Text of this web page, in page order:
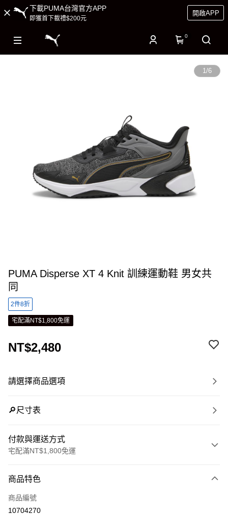
下載PUMA台灣官方APP
即獲首下載禮$200元
開啟APP
0
1/6
PUMA Disperse XT 4 Knit 訓練運動鞋 男女共
同
2件8折
宅配滿NT$1,800免運
NT$2,480
請選擇商品選項
🔎尺寸表
付款與運送方式
宅配滿NT$1,800免運
信用卡一次付款
LINE Pay
商品特色
商品編號
10704270